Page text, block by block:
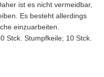
ist es nicht vermeidbar,
Es besteht allerdings
einzuarbeiten.
Stck. Stumpfkeile; 10 Stck.